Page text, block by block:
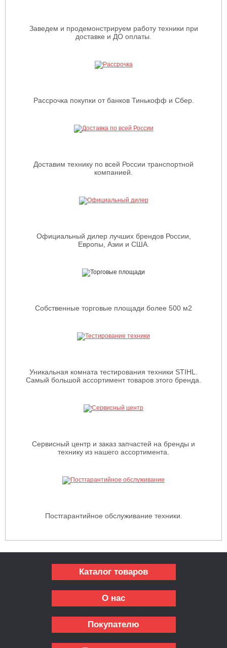
Заведем и продемонстрируем работу техники при
доставке и ДО оплаты.
Рассрочка покупки от банков Тинькофф и Сбер.
Доставим технику по всей России транспортной
компанией.
Официальный дилер лучших брендов России,
Европы, Азии и США.
Собственные торговые площади более 500 м2
Уникальная комната тестирования техники STIHL.
Самый большой ассортимент товаров этого бренда.
Сервисный центр и заказ запчастей на бренды и
технику из нашего ассортимента.
Постгарантийное обслуживание техники.
Каталог товаров
О нас
Покупателю